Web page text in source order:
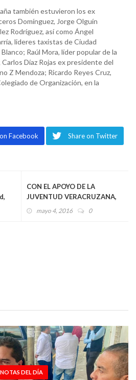
también estuvieron los ex
Domínguez, Jorge Olguín
Rodríguez, así como Ángel
lideres taxistas de Ciudad
Raúl Mora, líder popular de la
Díaz Rojas ex presidente del
Z Mendoza; Ricardo Reyes Cruz,
de Organización, en la
Facebook Share on Twitter
CON EL APOYO DE LA
JUVENTUD VERACRUZANA,
LOGRAREMOS LA
mayo 4, 2016 0
NOTAS DEL DÍA
NOTAS DEL DÍA